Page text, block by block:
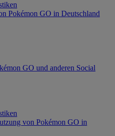
Pokémon GO in Deutschland
GO und anderen Social
von Pokémon GO in